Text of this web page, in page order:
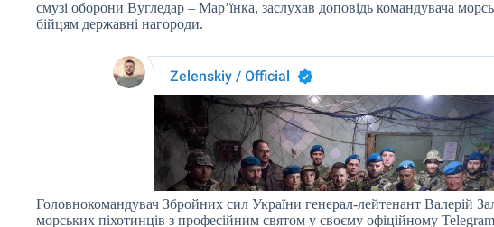
смузі оборони Вугледар – Мар’їнка, заслухав доповідь командувача
бійцям державні нагороди.
Головнокомандувач Збройних сил України генерал-лейтенант Валерій
морських піхотинців з професійним святом у своєму офіційному